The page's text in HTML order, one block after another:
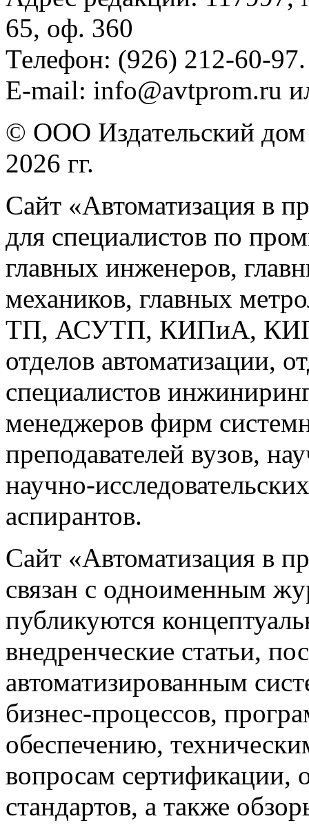
65, оф. 360
Телефон: (926) 212-60-97.
E-mail: info@avtprom.ru
© ООО Издательский
2026 гг.
Сайт «Автоматизация в
для специалистов по
главных инженеров,
механиков, главных
ТП, АСУТП, КИПиА, КИП
отделов автоматизации,
специалистов
менеджеров фирм
преподавателей вузов,
научно-
аспирантов.
Сайт «Автоматизация в
связан с одноименным
публикуются
внедренческие статьи,
автоматизированным
бизнес-процессов,
обеспечению,
вопросам
стандартов, а также